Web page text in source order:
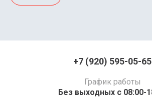
+7 (920) 595-05-65
График работы
Без выходных с 08:00-